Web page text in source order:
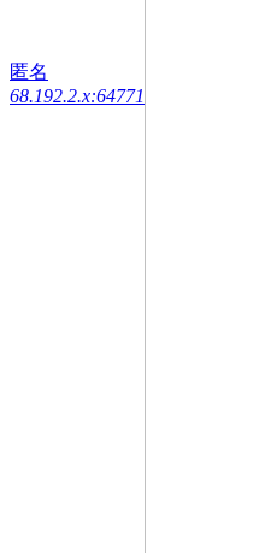
匿名
68.192.2.x:64771